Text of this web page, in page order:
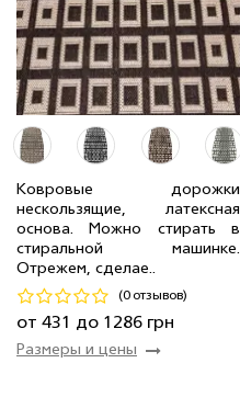
Ковровые дорожки
нескользящие, латексная
основа. Можно стирать в
стиральной машинке.
Отрежем, сделае..
(0 отзывов)
от 431 до 1286 грн
Размеры и цены
1.50 м 4 мп 965 грн/мп
0.67 м 30 мп 431 грн/мп
1.00 м 643 грн/мп
2.00 м 2 мп
1 286 грн/мп
1.20 м
3 мп 772 грн/мп
Код 22483
Купить